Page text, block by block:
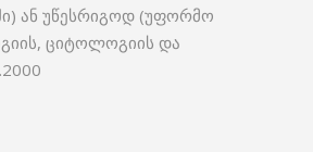
ან უწესრიგოდ (უფორმო
ციტოლოგიის და